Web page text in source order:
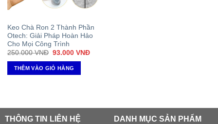
Keo Chà Ron 2 Thành Phần
Otech: Giải Pháp Hoàn Hảo
Cho Mọi Công Trình
250.000VNĐ Giá
là:
250.000 VNĐ.
93.000 VNĐGiá
THÊM VÀO GIỎ HÀNG
THÔNG TIN LIÊN HỆ DANH MỤC SẢN PHẨM